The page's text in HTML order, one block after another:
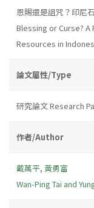
恩賜還是詛咒？印尼
Blessing or Curse?
Resources in
論文屬性/Type
研究論文 Research
作者/Author
戴萬平, 黃勇富
Wan-Ping Tai and